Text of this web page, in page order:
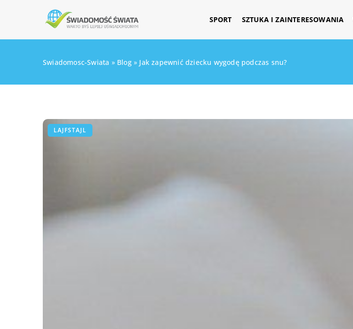
SPORT SZTUKA I ZAINTERESOWANIA
Swiadomosc-Swiata » Blog» Jak zapewnić dziecku wygodę podczas snu?
LAJFSTAJL